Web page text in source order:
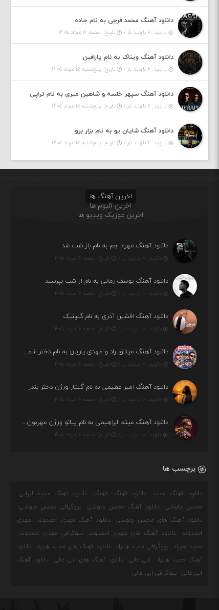
دانلود آهنگ محمد فرجی به نام جاده
بازدید : ۰ بازدید بار / تاریخ : جمعه ۱۶ مرداد ۱۴۰۵
دانلود آهنگ ویناک به نام پارافین
بازدید : ۲ بازدید بار / تاریخ : پنج‌شنبه ۱۵ مرداد ۱۴۰۵
دانلود آهنگ سپهر خلسه و شاهین میری به نام تراپی
بازدید : ۲ بازدید بار / تاریخ : پنج‌شنبه ۱۵ مرداد ۱۴۰۵
دانلود آهنگ شایان یو به نام بزار برو
بازدید : ۲ بازدید بار / تاریخ : پنج‌شنبه ۱۵ مرداد ۱۴۰۵
اخرین آهنگ ها
اخرین آلبوم ها
اخرین موزیک ویدیو ها
دانلود آهنگ مهراد جم به نام باز شب شد
بازدید : ۰ بازدید بار / تاریخ : جمعه ۱۶ مرداد ۱۴۰۵
دانلود آهنگ یوسف زمانی به نام از شب بپرسید
بازدید : ۰ بازدید بار / تاریخ : جمعه ۱۶ مرداد ۱۴۰۵
دانلود آهنگ افشین آذری به نام گلینیک
بازدید : ۰ بازدید بار / تاریخ : جمعه ۱۶ مرداد ۱۴۰۵
دانلود آهنگ میثاق راد و مهدی یاریان به نام دختر شمرون
بازدید : ۰ بازدید بار / تاریخ : جمعه ۱۶ مرداد ۱۴۰۵
دانلود آهنگ امیر عظیمی به نام گیتار ورژن دختر بندر
بازدید : ۰ بازدید بار / تاریخ : جمعه ۱۶ مرداد ۱۴۰۵
دانلود آهنگ میثم ابراهیمی به نام پیانو ورژن مهربون من
بازدید : ۰ بازدید بار / تاریخ : جمعه ۱۶ مرداد ۱۴۰۵
برچسب ها
دانلود آهنگ جدید دانلود آهنگ آهنگ
دانلود آهنگ جدید ایرانی
محسن چاوشی
دانلود آهنگ محسن چاوشی
بیوگرافی محسن چاوشی
دانلود آهنگ های محسن چاوشی
دانلود آهنگ مهدی احمدوند
مهدی
احمدوند
دانلود آهنگ های مهدی احمدوند
بیوگرافی مهدی احمدوند
حمید هیراد
بیوگرافی حمید هیراد دانلود آهنگ های حمید هیراد
دانلود
آهنگ حمید هیراد
ابی عالی دانلود آهنگ های ابی عالی
دانلود آهنگ
ابی عالی
بیوگرافی ابی عالی